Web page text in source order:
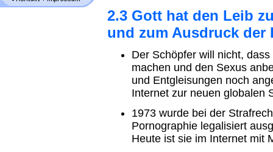
2.3 Gott hat den Leib
und zum Ausdruck der
Der Schöpfer will nicht,
machen und den Sexus
und Entgleisungen noch
Internet zur neuen globalen
1973 wurde bei der
Pornographie legalisiert
Heute ist sie im Internet mit